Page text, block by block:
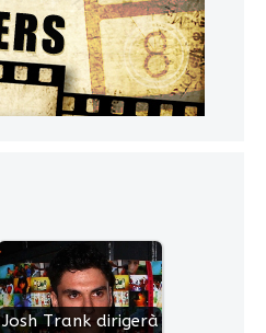
Josh Trank dirigerà